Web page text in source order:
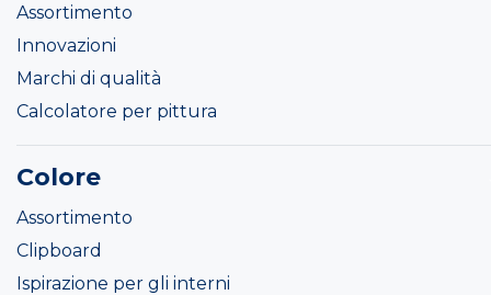
Assortimento
Innovazioni
Marchi di qualità
Calcolatore per pittura
Colore
Assortimento
Clipboard
Ispirazione per gli interni